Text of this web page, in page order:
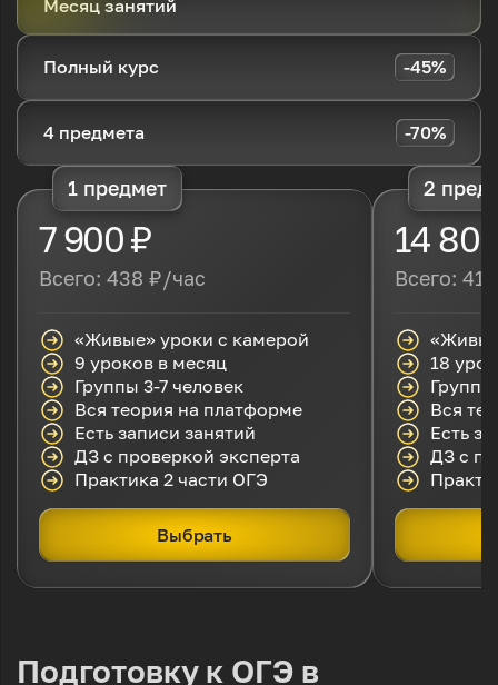
Месяц занятий
Полный курс -45%
4 предмета -70%
1 предмет
7 900 ₽
Всего: 438 ₽/час
«Живые» уроки с камерой
9 уроков в месяц
Группы 3-7 человек
Вся теория на платформе
Есть записи занятий
ДЗ с проверкой эксперта
Практика 2 части ОГЭ
Выбрать
2
14
Всего:
18
Группы
Вся
Есть
ДЗ с
Подготовку к ОГЭ в